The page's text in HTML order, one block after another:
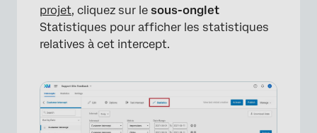
projet, cliquez sur le sous-onglet
Statistiques pour afficher les statistiques
relatives à cet intercept.